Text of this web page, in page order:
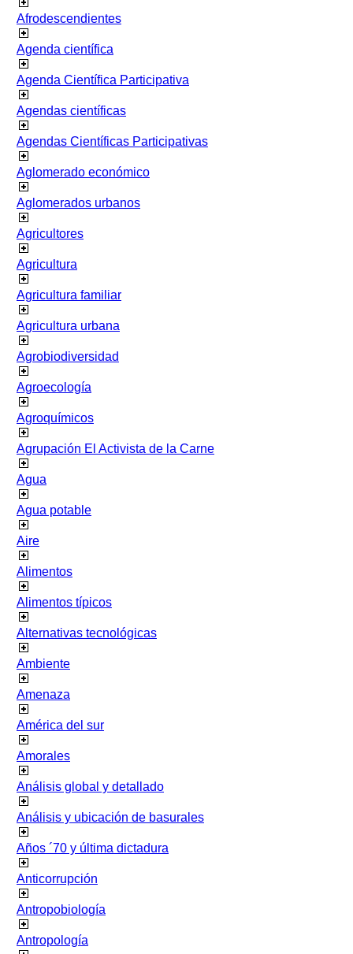
Afrodescendientes
Agenda científica
Agenda Científica Participativa
Agendas científicas
Agendas Científicas Participativas
Aglomerado económico
Aglomerados urbanos
Agricultores
Agricultura
Agricultura familiar
Agricultura urbana
Agrobiodiversidad
Agroecología
Agroquímicos
Agrupación El Activista de la Carne
Agua
Agua potable
Aire
Alimentos
Alimentos típicos
Alternativas tecnológicas
Ambiente
Amenaza
América del sur
Amorales
Análisis global y detallado
Análisis y ubicación de basurales
Años ´70 y última dictadura
Anticorrupción
Antropobiología
Antropología